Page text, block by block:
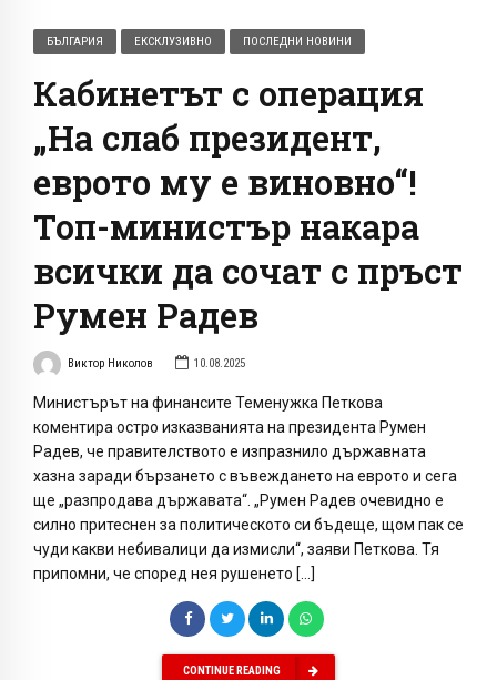
БЪЛГАРИЯ ЕКСКЛУЗИВНО ПОСЛЕДНИ НОВИНИ
Кабинетът с операция
„На слаб президент,
еврото му е виновно“!
Топ-министър накара
всички да сочат с пръст
Румен Радев
Виктор Николов 10.08.2025
Министърът на финансите Теменужка Петкова
коментира остро изказванията на президента Румен
Радев, че правителството е изпразнило държавната
хазна заради бързането с въвеждането на еврото и сега
ще „разпродава държавата“. „Румен Радев очевидно е
силно притеснен за политическото си бъдеще, щом пак се
чуди какви небивалици да измисли“, заяви Петкова. Тя
припомни, че според нея рушенето […]
CONTINUE READING